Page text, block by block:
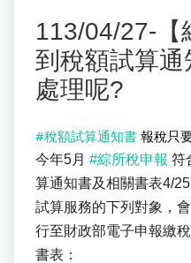
113/04/27-【
到稅額試算
處理呢?
#稅額試算通知書 報稅只
今年5月 #綜所稅申報 符
算通知書及相關書表4/
試算服務的下列對象，
行至財政部電子申報繳
書表：